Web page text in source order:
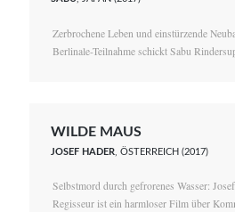
Zerbrochene Leben und einstürzende
Berlinale-Teilnahme schickt Sabu
WILDE MAUS
JOSEF HADER , ÖSTERREICH (2017)
Selbstmord durch gefrorenes Wasser:
Regisseur ist ein harmloser Film über